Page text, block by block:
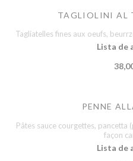
TAGLIOLINI AL
Tagliatelles fines aux oeufs,
Lista de
PENNE
Pâtes sauce courgettes, pancetta
façon
Lista de